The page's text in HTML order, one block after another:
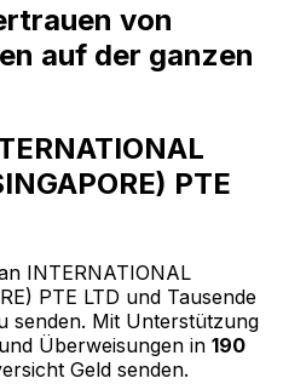
von
auf der ganzen
PTE
INTERNATIONAL
PTE LTD und Tausende
senden. Mit Unterstützung
und Überweisungen in 190
Geld senden.